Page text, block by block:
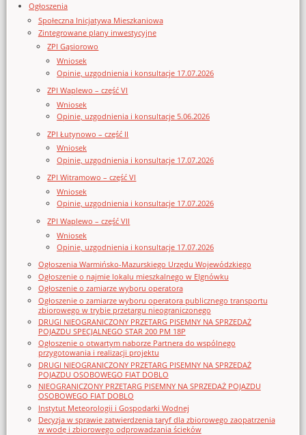
Ogłoszenia
Społeczna Inicjatywa Mieszkaniowa
Zintegrowane plany inwestycyjne
ZPI Gąsiorowo
Wniosek
Opinie, uzgodnienia i konsultacje 17.07.2026
ZPI Waplewo – część VI
Wniosek
Opinie, uzgodnienia i konsultacje 5.06.2026
ZPI Łutynowo – część II
Wniosek
Opinie, uzgodnienia i konsultacje 17.07.2026
ZPI Witramowo – część VI
Wniosek
Opinie, uzgodnienia i konsultacje 17.07.2026
ZPI Waplewo – część VII
Wniosek
Opinie, uzgodnienia i konsultacje 17.07.2026
Ogłoszenia Warmińsko-Mazurskiego Urzędu Wojewódzkiego
Ogłoszenie o najmie lokalu mieszkalnego w Elgnówku
Ogłoszenie o zamiarze wyboru operatora
Ogłoszenie o zamiarze wyboru operatora publicznego transportu
zbiorowego w trybie przetargu nieograniczonego
DRUGI NIEOGRANICZONY PRZETARG PISEMNY NA SPRZEDAŻ
POJAZDU SPECJALNEGO STAR 200 PM 18P
Ogłoszenie o otwartym naborze Partnera do wspólnego
przygotowania i realizacji projektu
DRUGI NIEOGRANICZONY PRZETARG PISEMNY NA SPRZEDAŻ
POJAZDU OSOBOWEGO FIAT DOBLO
NIEOGRANICZONY PRZETARG PISEMNY NA SPRZEDAŻ POJAZDU
OSOBOWEGO FIAT DOBLO
Instytut Meteorologii i Gospodarki Wodnej
Decyzja w sprawie zatwierdzenia taryf dla zbiorowego zaopatrzenia
w wodę i zbiorowego odprowadzania ścieków